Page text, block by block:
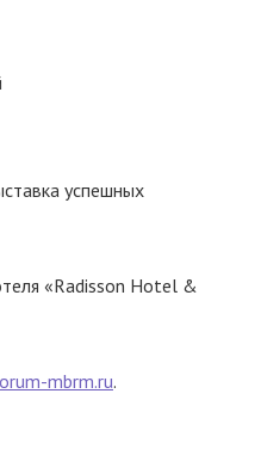
успешных
«Radisson Hotel &
mbrm.ru.